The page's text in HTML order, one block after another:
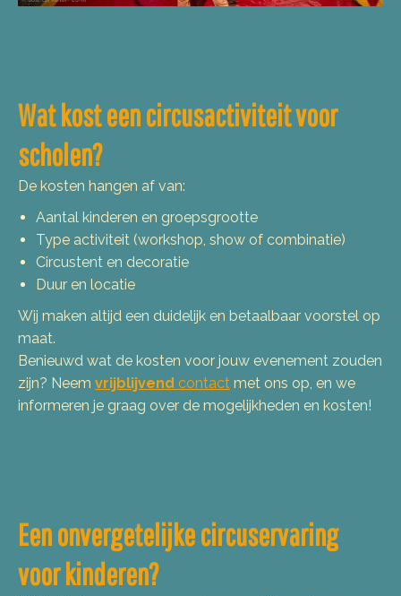
Wat kost een circusactiviteit voor
scholen?
De kosten hangen af van:
Aantal kinderen en groepsgrootte
Type activiteit (workshop, show of combinatie)
Circustent en decoratie
Duur en locatie
Wij maken altijd een duidelijk en betaalbaar voorstel op
maat.
Benieuwd wat de kosten voor jouw evenement zouden
zijn? Neem vrijblijvend contact met ons op, en we
informeren je graag over de mogelijkheden en kosten!
Een onvergetelijke circuservaring
voor kinderen?